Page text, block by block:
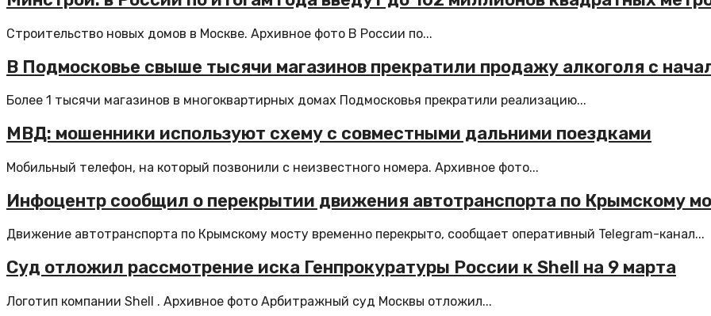
Строительство новых домов в Москве. Архивное фото В России по...
В Подмосковье свыше тысячи магазинов прекратили продажу алкоголя с
Более 1 тысячи магазинов в многоквартирных домах Подмосковья прекратили реализацию...
МВД: мошенники используют схему с совместными дальними поездками
Мобильный телефон, на который позвонили с неизвестного номера. Архивное фото...
Инфоцентр сообщил о перекрытии движения автотранспорта по Крымскому
Движение автотранспорта по Крымскому мосту временно перекрыто, сообщает оперативный Telegram-канал...
Суд отложил рассмотрение иска Генпрокуратуры России к Shell на 9 марта
Логотип компании Shell . Архивное фото Арбитражный суд Москвы отложил...